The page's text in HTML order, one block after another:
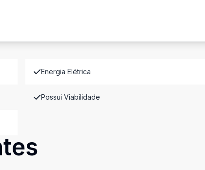
Energia Elétrica
Possui Viabilidade